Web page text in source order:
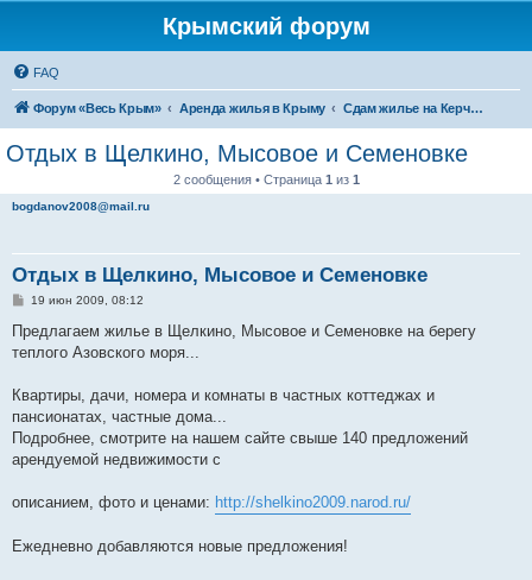
Крымский форум
FAQ
Форум «Весь Крым» Аренда жилья в Крыму Сдам жилье на Керченском полуострове
Отдых в Щелкино, Мысовое и Семеновке
2 сообщения • Страница 1 из 1
bogdanov2008@mail.ru
Отдых в Щелкино, Мысовое и Семеновке
С
о
щ
и
е
19 июн 2009, 08:12
Предлагаем жилье в Щелкино, Мысовое и Семеновке на берегу
теплого Азовского моря...
Квартиры, дачи, номера и комнаты в частных коттеджах и
пансионатах, частные дома...
Подробнее, смотрите на нашем сайте свыше 140 предложений
арендуемой недвижимости с
описанием, фото и ценами: http://shelkino2009.narod.ru/
Ежедневно добавляются новые предложения!